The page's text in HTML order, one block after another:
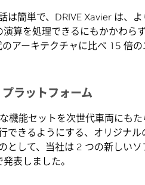
は簡単で、DRIVE Xavier は、
算を処理できるにもかかわら
アーキテクチャに比べ 15 倍
ラットフォーム
機能セットを次世代車両にも
できるようにする、オリジナル
として、当社は 2 つの新しい
表しました。